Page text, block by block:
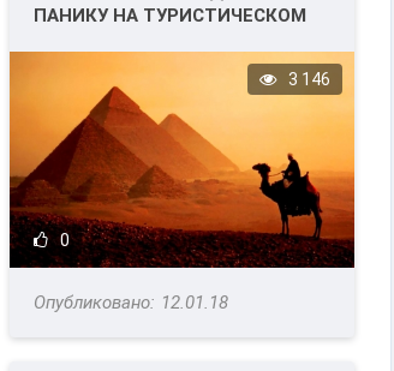
ПАНИКУ НА ТУРИСТИЧЕСКОМ
0
3 146
12.01.18